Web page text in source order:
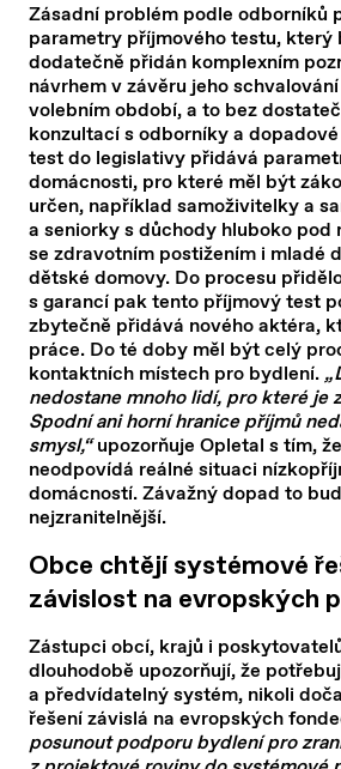
Zásadní problém podle odborníků
parametry příjmového testu, který
dodatečně přidán komplexním
návrhem v závěru jeho
volebním období, a to bez
konzultací s odborníky a
test do legislativy přidává
domácnosti, pro které měl být
určen, například samoživitelky a
a seniorky s důchody hluboko pod
se zdravotním postižením i mladé
dětské domovy. Do procesu
s garancí pak tento příjmový test
zbytečně přidává nového aktéra,
práce. Do té doby měl být celý
kontaktních místech pro bydlení.
nedostane mnoho lidí, pro které je
Spodní ani horní hranice příjmů
smysl,“upozorňuje Opletal s tím,
neodpovídá reálné situaci
domácností. Závažný dopad to
nejzranitelnější.
Obce chtějí systémové
závislost na evropských
Zástupci obcí, krajů i
dlouhodobě upozorňují, že
a předvídatelný systém, nikoli
řešení závislá na evropských
posunout podporu bydlení pro